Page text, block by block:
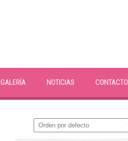
GALERÍA NOTICIAS CONTACTO